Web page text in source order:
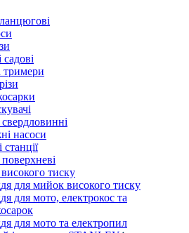
тримери
насоси
тиску
для мийок високого тиску
для мото, електрокос та
для мото та електропил